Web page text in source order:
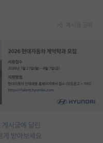
시글에 달린
게 받아보세요